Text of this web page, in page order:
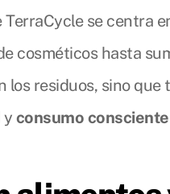
TerraCycle se centra
cosméticos hasta
los residuos, sino
y consumo consciente